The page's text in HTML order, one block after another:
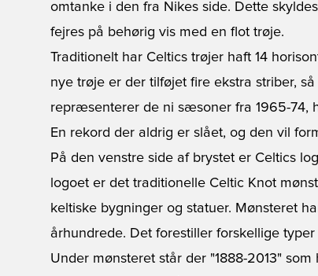
omtanke i den fra Nikes side. Dette
fejres på behørig vis med en flot trøje.
Traditionelt har Celtics trøjer haft 14
nye trøje er der tilføjet fire ekstra striber,
repræsenterer de ni sæsoner fra 1965-74,
En rekord der aldrig er slået, og den vil
På den venstre side af brystet er Celtics
logoet er det traditionelle Celtic Knot
keltiske bygninger og statuer. Mønsteret
århundrede. Det forestiller forskellige
Under mønsteret står der "1888-2013"